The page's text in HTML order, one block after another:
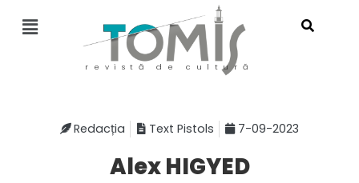
revistă de cultură
Redacția Text Pistols 7-09-2023
Alex HIGYED